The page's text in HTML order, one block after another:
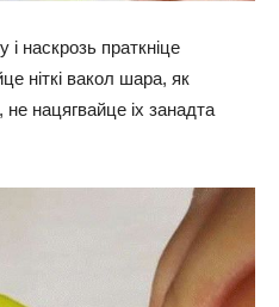
і наскрозь праткніце
ніткі вакол шара, як
нацягвайце іх занадта